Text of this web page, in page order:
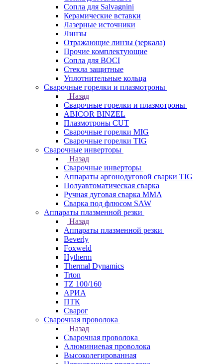
Сопла для Salvagnini
Керамические вставки
Лазерные источники
Линзы
Отражающие линзы (зеркала)
Прочие комплектующие
Сопла для BOCI
Стекла защитные
Уплотнительные кольца
Сварочные горелки и плазмотроны
Назад
Сварочные горелки и плазмотроны
ABICOR BINZEL
Плазмотроны CUT
Сварочные горелки MIG
Сварочные горелки TIG
Сварочные инверторы
Назад
Сварочные инверторы
Аппараты аргонодуговой сварки TIG
Полуавтоматическая сварка
Ручная дуговая сварка MMA
Сварка под флюсом SAW
Аппараты плазменной резки
Назад
Аппараты плазменной резки
Beverly
Foxweld
Hytherm
Thermal Dynamics
Trton
TZ 100/160
АРИА
ПТК
Сварог
Сварочная проволока
Назад
Сварочная проволока
Алюминиевая проволока
Высоколегированная